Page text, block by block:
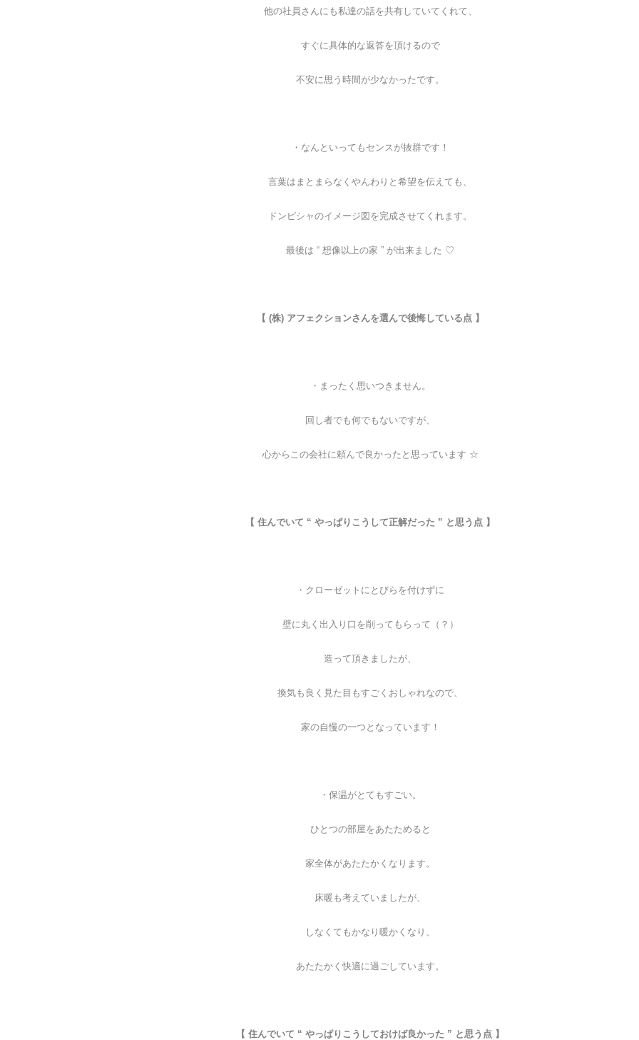
他の社員さんにも私達の話を共有していてくれて、
すぐに具体的な返答を頂けるので
不安に思う時間が少なかったです。
・なんといってもセンスが抜群です！
言葉はまとまらなくやんわりと希望を伝えても、
ドンピシャのイメージ図を完成させてくれます。
最後は “ 想像以上の家 ” が出来ました ♡
【 (株) アフェクションさんを選んで後悔している点 】
・まったく思いつきません。
回し者でも何でもないですが、
心からこの会社に頼んで良かったと思っています ☆
【 住んでいて “ やっぱりこうして正解だった ” と思う点 】
・クローゼットにとびらを付けずに
壁に丸く出入り口を削ってもらって（？）
造って頂きましたが、
換気も良く見た目もすごくおしゃれなので、
家の自慢の一つとなっています！
・保温がとてもすごい。
ひとつの部屋をあたためると
家全体があたたかくなります。
床暖も考えていましたが、
しなくてもかなり暖かくなり、
あたたかく快適に過ごしています。
【 住んでいて “ やっぱりこうしておけば良かった ” と思う点 】